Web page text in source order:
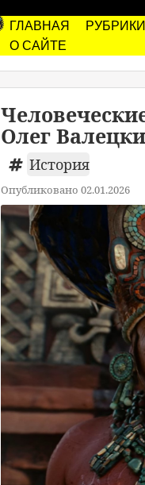
ГЛАВНАЯ
РУБРИКИ
О САЙТЕ
Олег
История
Опубликовано 02.01.2026